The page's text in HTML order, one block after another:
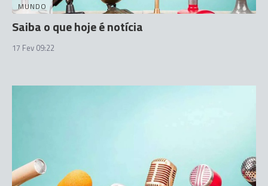
MUNDO
Saiba o que hoje é notícia
17 Fev 09:22